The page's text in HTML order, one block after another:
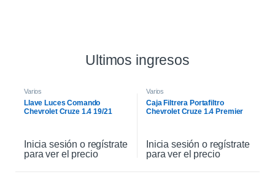
Ultimos ingresos
Varios
Llave Luces Comando
Chevrolet Cruze 1.4 19/21
Inicia sesión o regístrate
para ver el precio
Varios
Caja Filtrera Portafiltro
Chevrolet Cruze 1.4 Premier
Inicia sesión o regístrate
para ver el precio